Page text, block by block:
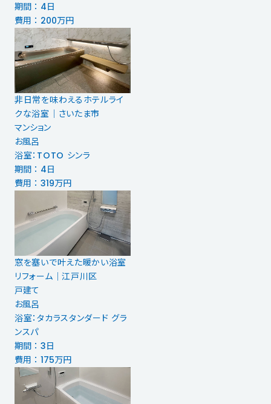
期間 ： 4日
費用 ： 200万円
非日常を味わえるホテルライ
クな浴室｜さいたま市
マンション
お風呂
浴室：TOTO シンラ
期間 ： 4日
費用 ： 319万円
窓を塞いで叶えた暖かい浴室
リフォーム｜江戸川区
戸建て
お風呂
浴室：タカラスタンダード グラ
ンスパ
期間 ： 3日
費用 ： 175万円